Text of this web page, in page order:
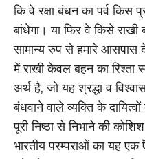
कि वे रक्षा बंधन का पर्व किस
बांधेगा। या फिर वे किसे राखी
सामान्य रुप से हमारे
में राखी केवल बहन का रिश्ता
अर्थ है, जो यह श्रद्धा व
बंधवाने वाले व्यक्ति के
पूरी निष्ठा से निभाने की
भारतीय परम्पराओं का यह